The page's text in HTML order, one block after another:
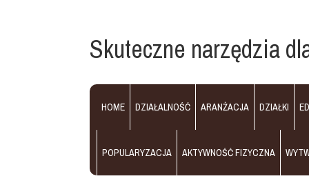
Skuteczne narzędzia
HOME DZIAŁALNOŚĆ ARANŻACJA DZIAŁKI
POPULARYZACJA AKTYWNOŚĆ FIZYCZNA